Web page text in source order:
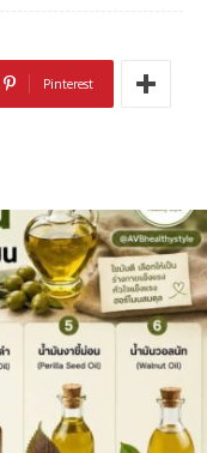
Pinterest